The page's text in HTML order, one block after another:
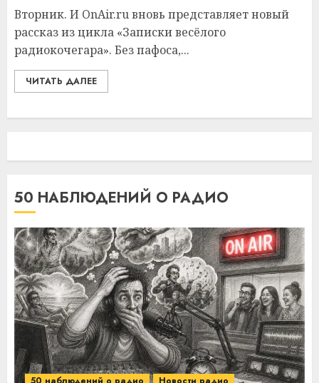
Вторник. И OnAir.ru вновь представляет новый
рассказ из цикла «Записки весёлого
радиокочегара». Без пафоса,...
ЧИТАТЬ ДАЛЕЕ
50 НАБЛЮДЕНИЙ О РАДИО